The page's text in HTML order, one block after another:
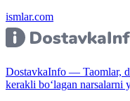
ismlar.com
DostavkaInfo — Taomlar,
kerakli bo‘lagan narsalarni